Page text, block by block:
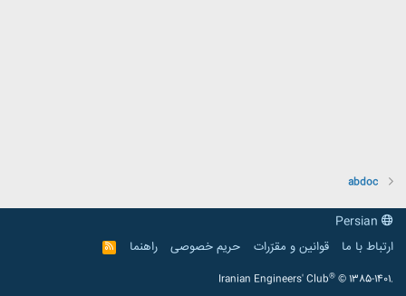
abdoc
ارتباط با ما
قوانین و مقرّرات حریم خصوصی راهنما
R
S
Iranian Engineers' Club® © 1385-1401.